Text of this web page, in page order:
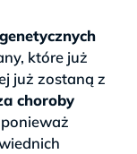
które już
już zostaną z
choroby